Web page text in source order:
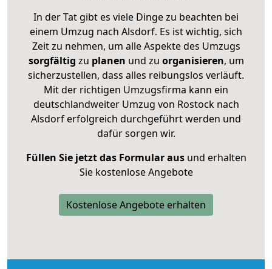
In der Tat gibt es viele Dinge zu beachten bei
einem Umzug nach Alsdorf. Es ist wichtig, sich
Zeit zu nehmen, um alle Aspekte des Umzugs
sorgfältig zu planen und zu organisieren, um
sicherzustellen, dass alles reibungslos verläuft.
Mit der richtigen Umzugsfirma kann ein
deutschlandweiter Umzug von Rostock nach
Alsdorf erfolgreich durchgeführt werden und
dafür sorgen wir.
Füllen Sie jetzt das Formular ausund erhalten
Sie kostenlose Angebote
Kostenlose Angebote erhalten